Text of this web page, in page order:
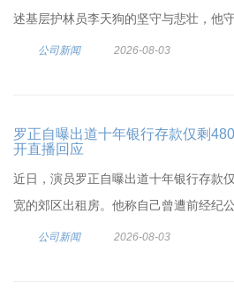
述基层护林员李天狗的坚守与悲壮，他守
公司新闻 2026-08-03
罗正自曝出道十年银行存款仅剩
开直播回应
近日，演员罗正自曝出道十年银行存款
宽的郊区出租房。他称自己曾遭前经纪公
公司新闻 2026-08-03